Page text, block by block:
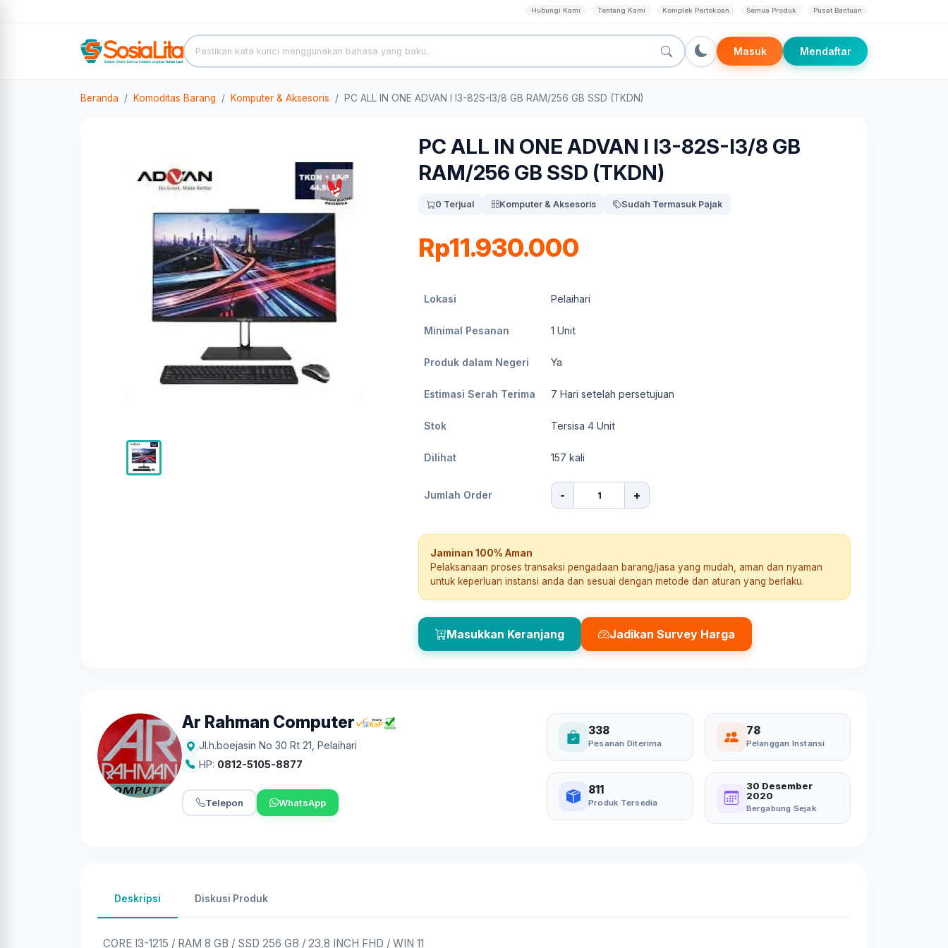
Hubungi Kami Tentang Kami Komplek Pertokoan Semua Produk Pusat Bantuan
Masuk Mendaftar
Beranda Komoditas Barang Komputer & Aksesoris PC ALL IN ONE ADVAN I I3-82S-I3/8 GB RAM/256 GB SSD (TKDN)
PC ALL IN ONE ADVAN I I3-82S-I3/8 GB
RAM/256 GB SSD (TKDN)
0 Terjual Komputer & Aksesoris Sudah Termasuk Pajak
Rp11.930.000
Lokasi Pelaihari
Minimal Pesanan 1 Unit
Produk dalam Negeri Ya
Estimasi Serah Terima 7 Hari setelah persetujuan
Stok Tersisa 4 Unit
Dilihat 157 kali
Jumlah Order - +
Jaminan 100% Aman
Pelaksanaan proses transaksi pengadaan barang/jasa yang mudah, aman dan nyaman
untuk keperluan instansi anda dan sesuai dengan metode dan aturan yang berlaku.
Masukkan Keranjang Jadikan Survey Harga
Ar Rahman Computer
Jl.h.boejasin No 30 Rt 21 Pelaihari
HP: 0812-5105-8877
Telepon WhatsApp
338
Pesanan Diterima
78
Pelanggan Instansi
811
Produk Tersedia
30 Desember
2020
Bergabung Sejak
Deskripsi Diskusi Produk
CORE I3-1215 / RAM 8 GB / SSD 256 GB / 23,8 INCH FHD / WIN 11